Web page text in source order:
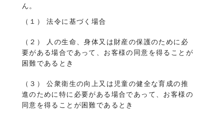
ん。
（１） 法令に基づく場合
（２） 人の生命、身体又は財産の保護のために必
要がある場合であって、お客様の同意を得ることが
困難であるとき
（３） 公衆衛生の向上又は児童の健全な育成の推
進のために特に必要がある場合であって、お客様の
同意を得ることが困難であるとき